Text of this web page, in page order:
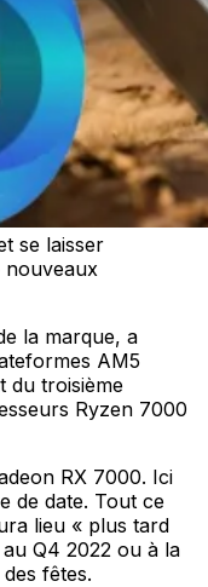
se laisser
la marque, a
AM5
du troisième
Ryzen 7000
RX 7000. Ici
de date. Tout ce
lieu « plus tard
Q4 2022 ou à la
fêtes.